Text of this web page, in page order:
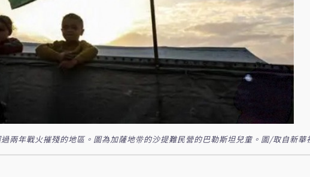
兩年戰火摧殘的地區。圖為加薩地带的沙提難民營的巴勒斯坦兒童。圖/取自新華